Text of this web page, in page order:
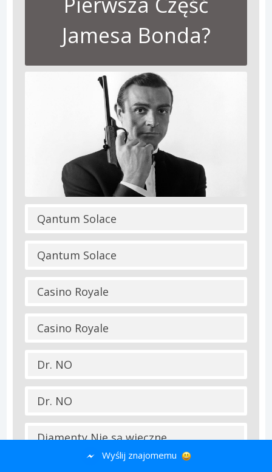
Jamesa Bonda?
Qantum Solace
Qantum Solace
Casino Royale
Casino Royale
Dr. NO
Dr. NO
Diamenty Nie są wieczne
Wyślij znajomemu